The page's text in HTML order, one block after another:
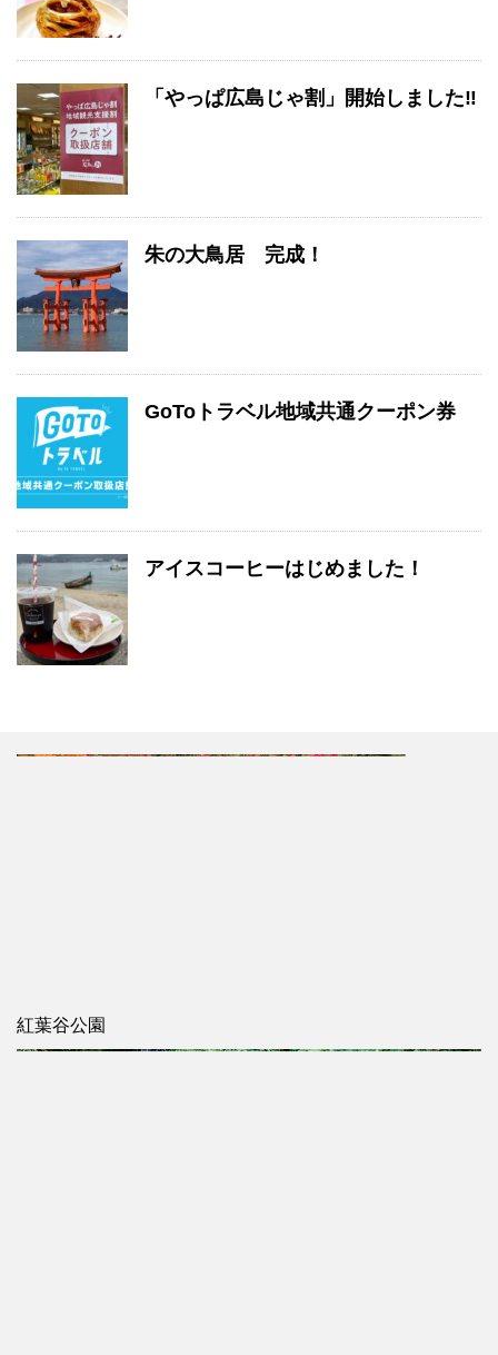
「やっぱ広島じゃ割」開始しました‼
朱の大鳥居 完成！
GoToトラベル地域共通クーポン券
アイスコーヒーはじめました！
紅葉谷公園